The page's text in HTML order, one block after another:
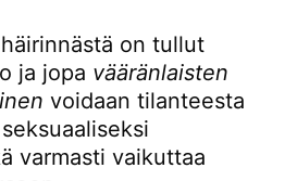
on tullut
ja jopa vääränlaisten
voidaan tilanteesta
varmasti vaikuttaa